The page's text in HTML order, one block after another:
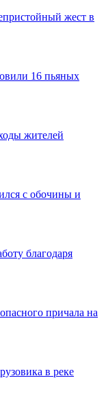
жест в
16 пьяных
жителей
с обочины и
благодаря
причала на
в реке